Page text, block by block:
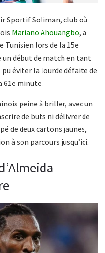
Sportif Soliman, club où
Mariano Ahouangbo, a
Tunisien lors de la 15e
un début de match en tant
éviter la lourde défaite de
61e minute.
peine à briller, avec un
de buts ni délivrer de
de deux cartons jaunes,
à son parcours jusqu’ici.